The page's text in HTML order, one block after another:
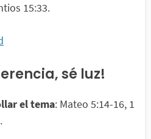
15:33.
sé luz!
el tema: Mateo 5:14-16, 1